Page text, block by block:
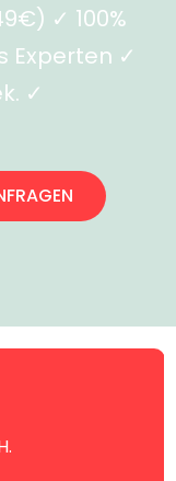
✓ 100%
Experten ✓
✓